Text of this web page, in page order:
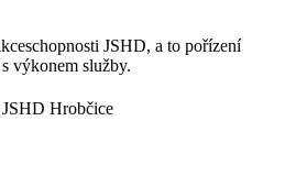
JSHD, a to pořízení
výkonem služby.